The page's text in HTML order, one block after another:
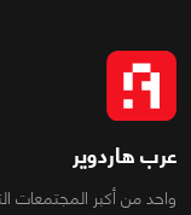
عرب هاردوير
واحد من أكبر المجتمعات